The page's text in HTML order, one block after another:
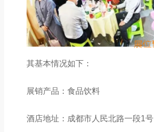
其基本情况如下：
展销产品：食品饮料
酒店地址：成都市人民北路一段1号